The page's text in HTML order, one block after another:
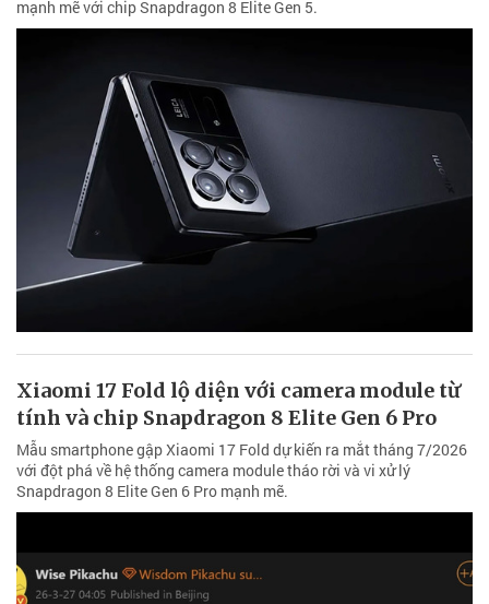
mạnh mẽ với chip Snapdragon 8 Elite Gen 5.
Xiaomi 17 Fold lộ diện với camera module từ
tính và chip Snapdragon 8 Elite Gen 6 Pro
Mẫu smartphone gập Xiaomi 17 Fold dự kiến ra mắt tháng 7/2026
với đột phá về hệ thống camera module tháo rời và vi xử lý
Snapdragon 8 Elite Gen 6 Pro mạnh mẽ.